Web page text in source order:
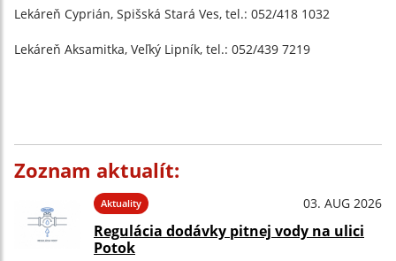
Lekáreň Cyprián, Spišská Stará Ves, tel.: 052/418 1032
Lekáreň Aksamitka, Veľký Lipník, tel.: 052/439 7219
Zoznam aktualít:
Aktuality 03. AUG 2026
Regulácia dodávky pitnej vody na ulici
Potok